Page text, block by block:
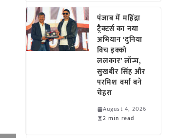
पंजाब में महिंद्रा
ट्रैक्टर्स का नया
अभियान ‘दुनिया
विच इक्को
ललकार’ लॉन्च,
सुखबीर सिंह और
परमिश वर्मा बने
चेहरा
August 4, 2026
2 min read